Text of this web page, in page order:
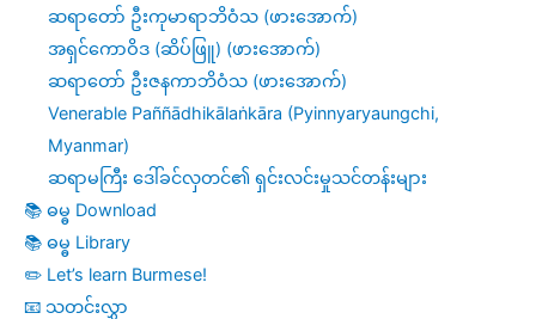
Online
Meditation
Retreat
2024
ဆရာတော် ဦးကုမာရာဘိဝံသ (ဖားအောက်)
အရှင်ကောဝိဒ (ဆိပ်ဖြူ) (ဖားအောက်)
ဆရာတော် ဦးဇနကာဘိဝံသ (ဖားအောက်)
Venerable Paññādhikālaṅkāra (Pyinnyaryaungchi,
Myanmar)
ဆရာမကြီး ဒေါ်ခင်လှတင်၏ ရှင်းလင်းမှုသင်တန်းများ
📚 ဓမ္ဓ Download
📚 ဓမ္ဓ Library
✏️ Let’s learn Burmese!
📧 သတင်းလွှာ